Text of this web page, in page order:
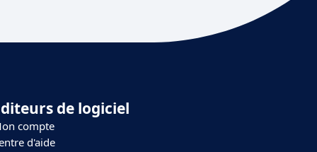
de logiciel
compte
d'aide